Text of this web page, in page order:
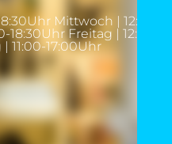
Mittwoch | 12:00-
Freitag | 12:00-
11:00-17:00Uhr